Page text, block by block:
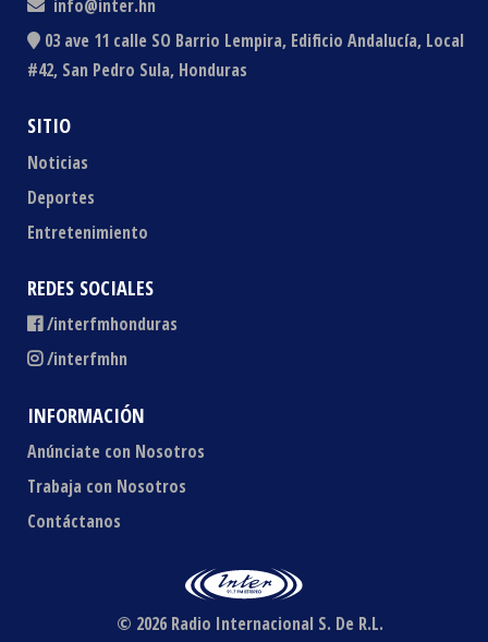
info@inter.hn
03 ave 11 calle SO Barrio Lempira, Edificio Andalucía, Local
#42, San Pedro Sula, Honduras
SITIO
Noticias
Deportes
Entretenimiento
REDES SOCIALES
/interfmhonduras
/interfmhn
INFORMACIÓN
Anúnciate con Nosotros
Trabaja con Nosotros
Contáctanos
© 2026 Radio Internacional S. De R.L.